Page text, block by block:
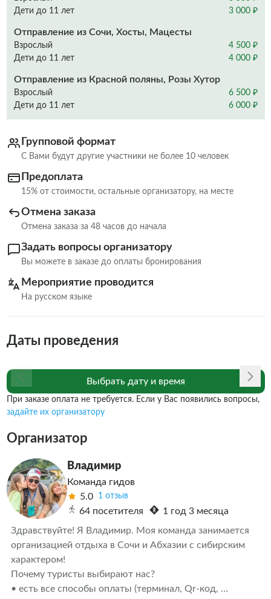
Дети до 11 лет
3 000 ₽
Отправление из Сочи, Хосты, Мацесты
Взрослый
4 500 ₽
Дети до 11 лет
4 000 ₽
Отправление из Красной поляны, Розы Хутор
Взрослый
6 500 ₽
Дети до 11 лет
6 000 ₽
Групповой формат
С Вами будут другие участники не более 10 человек
Предоплата
15% от стоимости, остальные организатору, на месте
Отмена заказа
Отмена заказа за 48 часов до начала
Задать вопросы организатору
Вы можете в заказе до оплаты бронирования
Мероприятие проводится
На русском языке
Даты проведения
Выбрать дату и время
При заказе оплата не требуется. Если у Вас появились вопросы,
задайте их организатору
Организатор
Владимир
Команда гидов
5.0
1 отзыв
64 посетителя
1 год 3 месяца
Здравствуйте! Я Владимир. Моя команда занимается
организацией отдыха в Сочи и Абхазии с сибирским
характером!
Почему туристы выбирают нас?
• есть все способы оплаты (терминал, Qr-код,